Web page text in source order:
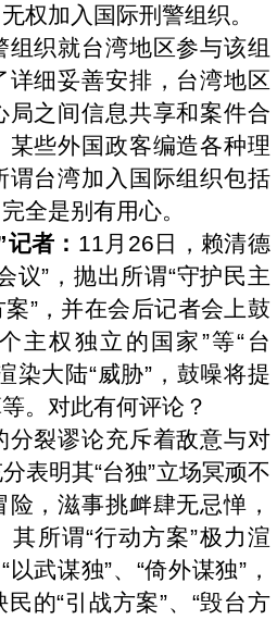
权加入国际刑警组织。
织就台湾地区参与该组
详细妥善安排，台湾地区
局之间信息共享和案件合
些外国政客编造各种理
谓台湾加入国际组织包括
全是别有用心。
者： 11月26日，赖清德
议”，抛出所谓“守护民主
”，并在会后记者会上鼓
主权独立的国家”等“台
染大陆“威胁”，鼓噪将提
。对此有何评论？
分裂谬论充斥着敌意与对
表明其“台独”立场冥顽不
，滋事挑衅肆无忌惮，
所谓“行动方案”极力渲
武谋独”、“倚外谋独”，
的“引战方案”、“毁台方